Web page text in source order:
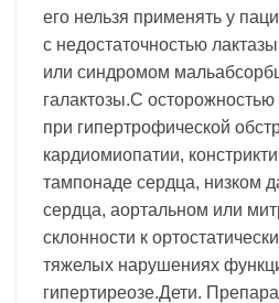
его нельзя применять у
с недостаточностью
или синдромом
галактозы.С
при гипертрофической
кардиомиопатии,
тампонаде сердца, низком
сердца, аортальном или
склонности к
тяжелых нарушениях
гипертиреозе.Дети.